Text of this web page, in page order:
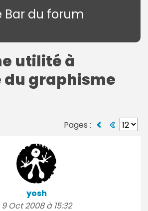
Bar du forum
utilité à
graphisme
Pages :
yosh
9 Oct 2008 à 15:32